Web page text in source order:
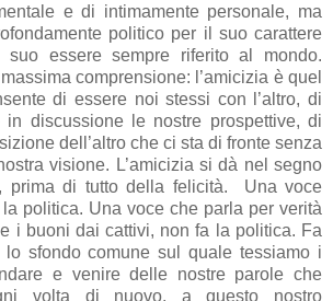
e di intimamente personale, ma
politico per il suo carattere
essere sempre riferito al mondo.
comprensione: l’amicizia è quel
di essere noi stessi con l’altro, di
in discussione le nostre prospettive, di
dell’altro che ci sta di fronte senza
visione. L’amicizia si dà nel segno
prima di tutto della felicità.
Una voce
politica. Una voce che parla per verità
i buoni dai cattivi, non fa la politica. Fa
lo sfondo comune sul quale tessiamo i
e venire delle nostre parole che
volta di nuovo, a questo nostro